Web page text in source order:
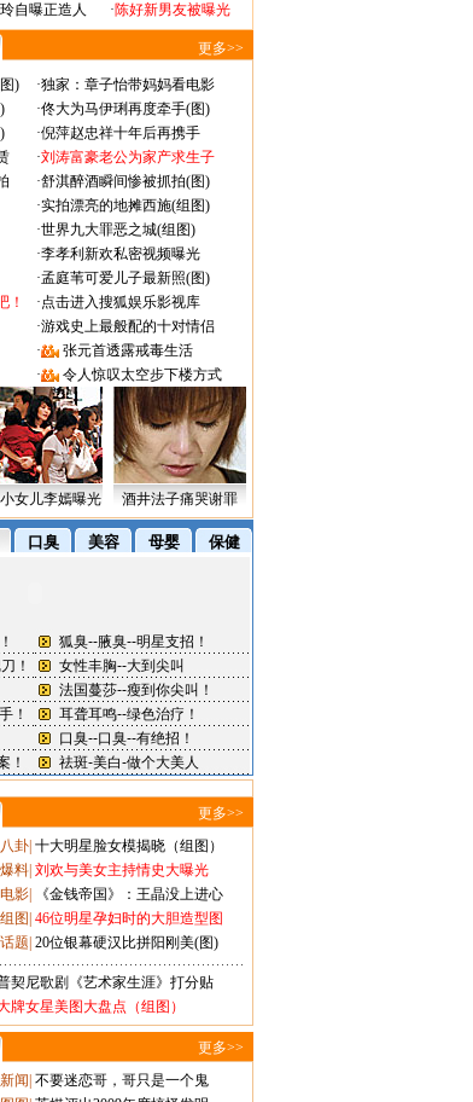
自曝正造人
·陈好新男友被曝光
更多>>
) ·独家：章子怡带妈妈看电影
·佟大为马伊琍再度牵手(图)
·倪萍赵忠祥十年后再携手
·刘涛富豪老公为家产求生子
·舒淇醉酒瞬间惨被抓拍(图)
·实拍漂亮的地摊西施(组图)
·世界九大罪恶之城(组图)
·李孝利新欢私密视频曝光
·孟庭苇可爱儿子最新照(图)
！ ·点击进入搜狐娱乐影视库
·游戏史上最般配的十对情侣
·
张元首透露戒毒生活
· 令人惊叹太空步下楼方式
女儿李嫣曝光 酒井法子痛哭谢罪
更多>>
卦 十大明星脸女模揭晓（组图）
料 刘欢与美女主持情史大曝光
影
《金钱帝国》：王晶没上进心
图 46位明星孕妇时的大胆造型图
题 20位银幕硬汉比拼阳刚美(图)
契尼歌剧《艺术家生涯》打分贴
牌女星美图大盘点（组图）
更多>>
闻 不要迷恋哥，哥只是一个鬼